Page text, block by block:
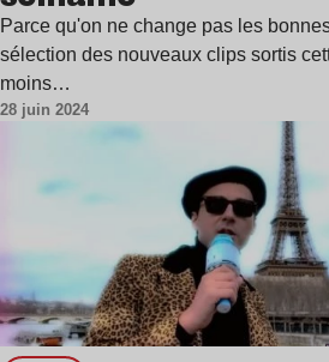
Parce qu'on ne change pas les
sélection des nouveaux clips sortis
moins…
28 juin 2024